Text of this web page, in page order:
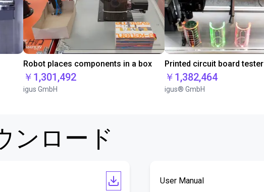
Robot places components in a box
￥1,301,492
igus GmbH
Printed circuit board tester
￥1,382,464
igus® GmbH
ンロード
User Manual